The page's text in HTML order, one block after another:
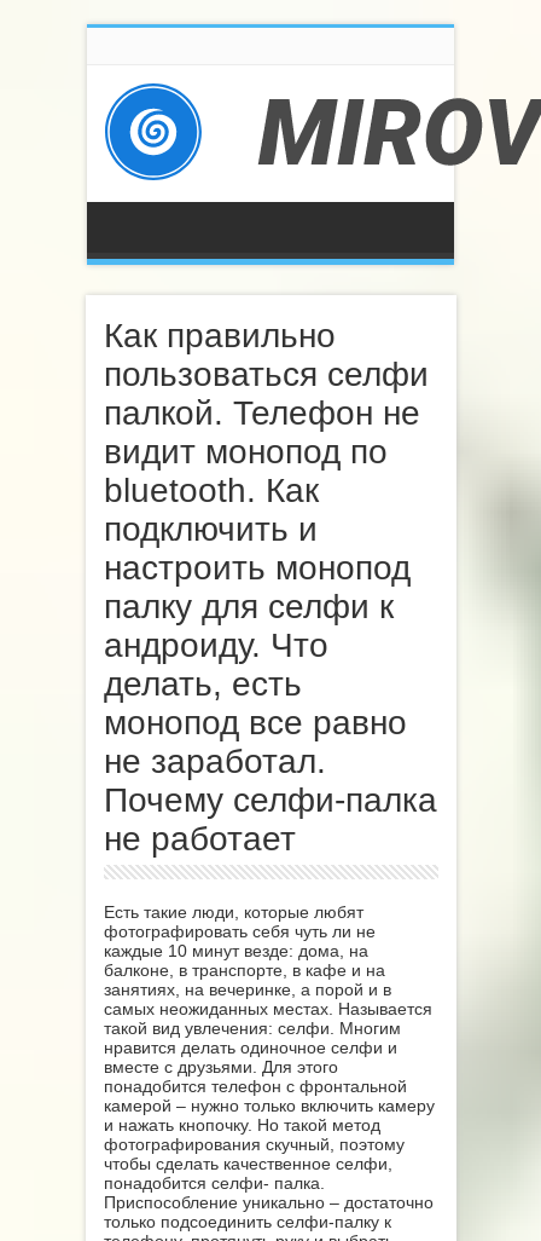
Как правильно
пользоваться селфи
палкой. Телефон не
видит монопод по
bluetooth. Как
подключить и
настроить монопод
палку для селфи к
андроиду. Что
делать, есть
монопод все равно
не заработал.
Почему селфи-палка
не работает
Есть такие люди, которые любят
фотографировать себя чуть ли не
каждые 10 минут везде: дома, на
балконе, в транспорте, в кафе и на
занятиях, на вечеринке, а порой и в
самых неожиданных местах. Называется
такой вид увлечения: селфи. Многим
нравится делать одиночное селфи и
вместе с друзьями. Для этого
понадобится телефон с фронтальной
камерой – нужно только включить камеру
и нажать кнопочку. Но такой метод
фотографирования скучный, поэтому
чтобы сделать качественное селфи,
понадобится селфи- палка.
Приспособление уникально – достаточно
только подсоединить селфи-палку к